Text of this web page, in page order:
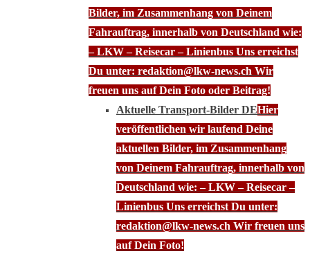
Bilder, im Zusammenhang von Deinem
Fahrauftrag, innerhalb von Deutschland wie:
– LKW – Reisecar – Linienbus Uns erreichst
Du unter: redaktion@lkw-news.ch Wir
freuen uns auf Dein Foto oder Beitrag!
Aktuelle Transport-Bilder DEHier
veröffentlichen wir laufend Deine
aktuellen Bilder, im Zusammenhang
von Deinem Fahrauftrag, innerhalb von
Deutschland wie: – LKW – Reisecar –
Linienbus Uns erreichst Du unter:
redaktion@lkw-news.ch Wir freuen uns
auf Dein Foto!